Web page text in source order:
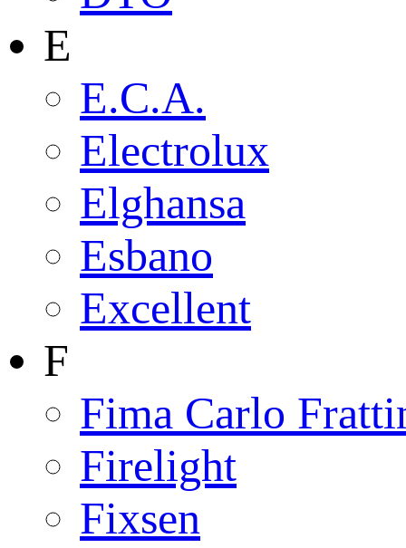
E
E.C.A.
Electrolux
Elghansa
Esbano
Excellent
F
Fima Carlo
Firelight
Fixsen